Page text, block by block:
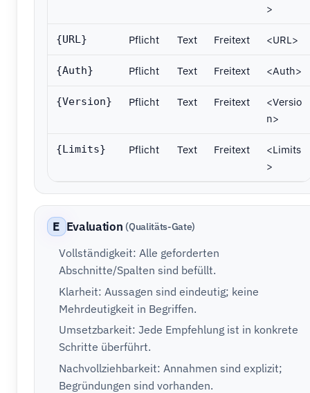
>
{URL} Pflicht Text Freitext <URL>
{Auth} Pflicht Text Freitext <Auth>
{Version} Pflicht Text Freitext
<Versio
n>
{Limits} Pflicht Text Freitext
<Limits
>
E Evaluation (Qualitäts-Gate)
Vollständigkeit: Alle geforderten
Abschnitte/Spalten sind befüllt.
Klarheit: Aussagen sind eindeutig; keine
Mehrdeutigkeit in Begriffen.
Umsetzbarkeit: Jede Empfehlung ist in konkrete
Schritte überführt.
Nachvollziehbarkeit: Annahmen sind explizit;
Begründungen sind vorhanden.